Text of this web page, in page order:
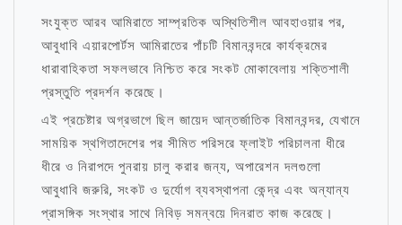
সংযুক্ত আরব আমিরাতে সাম্প্রতিক অস্থিতিশীল আবহাওয়ার পর,
আবুধাবি এয়ারপোর্টস আমিরাতের পাঁচটি বিমানবন্দরে কার্যক্রমের
ধারাবাহিকতা সফলভাবে নিশ্চিত করে সংকট মোকাবেলায় শক্তিশালী
প্রস্তুতি প্রদর্শন করেছে।
এই প্রচেষ্টার অগ্রভাগে ছিল জায়েদ আন্তর্জাতিক বিমানবন্দর, যেখানে
সাময়িক স্থগিতাদেশের পর সীমিত পরিসরে ফ্লাইট পরিচালনা ধীরে
ধীরে ও নিরাপদে পুনরায় চালু করার জন্য, অপারেশন দলগুলো
আবুধাবি জরুরি, সংকট ও দুর্যোগ ব্যবস্থাপনা কেন্দ্র এবং অন্যান্য
প্রাসঙ্গিক সংস্থার সাথে নিবিড় সমন্বয়ে দিনরাত কাজ করেছে।